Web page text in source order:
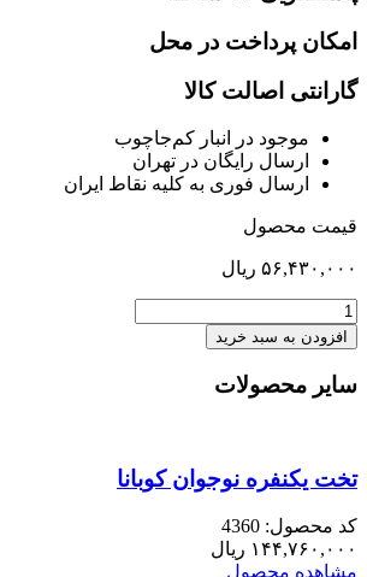
امکان پرداخت در محل
گارانتی اصالت کالا
موجود در انبار کم‌‌جاچوب
ارسال رایگان در تهران
ارسال فوری به کلیه نقاط ایران
قیمت محصول
۵۶,۴۳۰,۰۰۰ ریال
کابینت
فوقانی
کمد
لباس
چپ
افزودن به سبد خرید
سایر محصولات
تخت یکنفره نوجوان کوبانا
کد محصول: 4360
۱۴۴,۷۶۰,۰۰۰ ریال
مشاهده محصول